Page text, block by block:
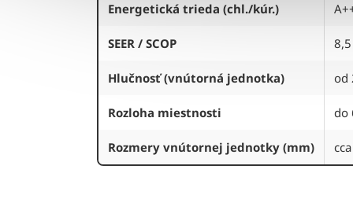
Energetická trieda (chl./kúr.)
SEER / SCOP
Hlučnosť (vnútorná jednotka) od
Rozloha miestnosti do
Rozmery vnútornej jednotky (mm)